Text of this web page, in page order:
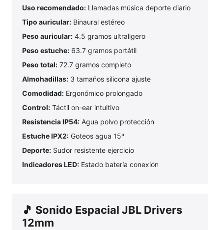
Uso recomendado: Llamadas música deporte diario
Tipo auricular: Binaural estéreo
Peso auricular: 4.5 gramos ultraligero
Peso estuche: 63.7 gramos portátil
Peso total: 72.7 gramos completo
Almohadillas: 3 tamaños silicona ajuste
Comodidad: Ergonómico prolongado
Control: Táctil on-ear intuitivo
Resistencia IP54: Agua polvo protección
Estuche IPX2: Goteos agua 15º
Deporte: Sudor resistente ejercicio
Indicadores LED: Estado batería conexión
🎵 Sonido Espacial JBL Drivers
12mm